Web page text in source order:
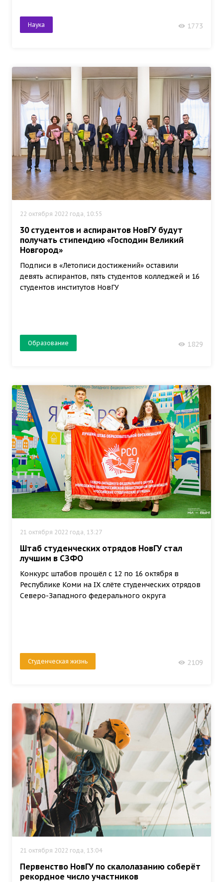
Наука 1773
22 октября 2022 года, 10:55
30 студентов и аспирантов НовГУ будут
получать стипендию «Господин Великий
Новгород»
Подписи в «Летописи достижений» оставили
девять аспирантов, пять студентов колледжей и 16
студентов институтов НовГУ
Образование 1829
21 октября 2022 года, 13:27
Штаб студенческих отрядов НовГУ стал
лучшим в СЗФО
Конкурс штабов прошёл с 12 по 16 октября в
Республике Коми на IX слёте студенческих отрядов
Северо-Западного федерального округа
Студенческая жизнь 2109
21 октября 2022 года, 13:04
Первенство НовГУ по скалолазанию соберёт
рекордное число участников